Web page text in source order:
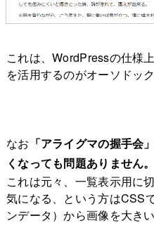
これは、WordPressの仕様
を活用するのがオーソドッ
なお 「アライグマの握手会
くなっても問題ありません。
これは元々、一覧表示用に
気になる、という方はCSS
ンデータ）から画像を大き